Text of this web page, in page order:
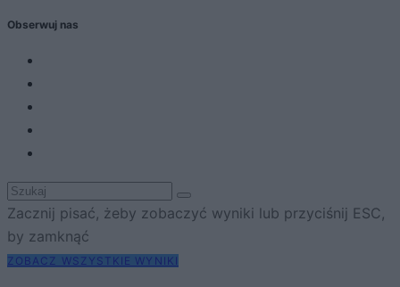
Obserwuj nas
Zacznij pisać, żeby zobaczyć wyniki lub przyciśnij ESC,
by zamknąć
ZOBACZ WSZYSTKIE WYNIKI